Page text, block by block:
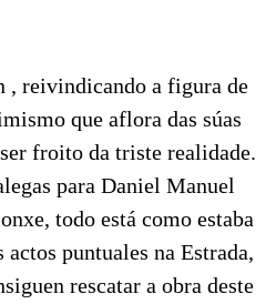
, reivindicando a figura de
que aflora das súas
froito da triste realidade.
para Daniel Manuel
todo está como estaba
puntuales na Estrada,
rescatar a obra deste